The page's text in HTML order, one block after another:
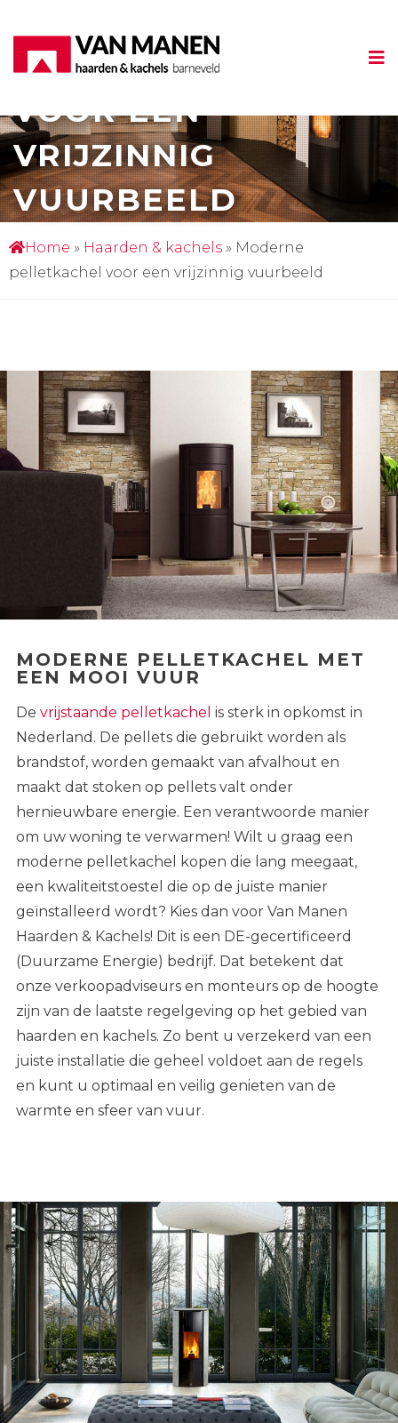
PELLETKACHEL
VOOR EEN
VRIJZINNIG
VUURBEELD
Home » Haarden & kachels » Moderne
pelletkachel voor een vrijzinnig vuurbeeld
MODERNE PELLETKACHEL MET
EEN MOOI VUUR
De vrijstaande pelletkachel is sterk in opkomst in
Nederland. De pellets die gebruikt worden als
brandstof, worden gemaakt van afvalhout en
maakt dat stoken op pellets valt onder
hernieuwbare energie. Een verantwoorde manier
om uw woning te verwarmen! Wilt u graag een
moderne pelletkachel kopen die lang meegaat,
een kwaliteitstoestel die op de juiste manier
geïnstalleerd wordt? Kies dan voor Van Manen
Haarden & Kachels! Dit is een DE-gecertificeerd
(Duurzame Energie) bedrijf. Dat betekent dat
onze verkoopadviseurs en monteurs op de hoogte
zijn van de laatste regelgeving op het gebied van
haarden en kachels. Zo bent u verzekerd van een
juiste installatie die geheel voldoet aan de regels
en kunt u optimaal en veilig genieten van de
warmte en sfeer van vuur.